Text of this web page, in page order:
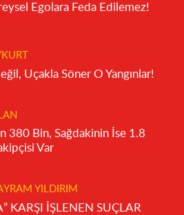
Egolara Feda Edilemez!
Uçakla Söner O Yangınlar!
380 Bin, Sağdakinin İse 1.8
Var
YILDIRIM
KARŞI İŞLENEN SUÇLAR